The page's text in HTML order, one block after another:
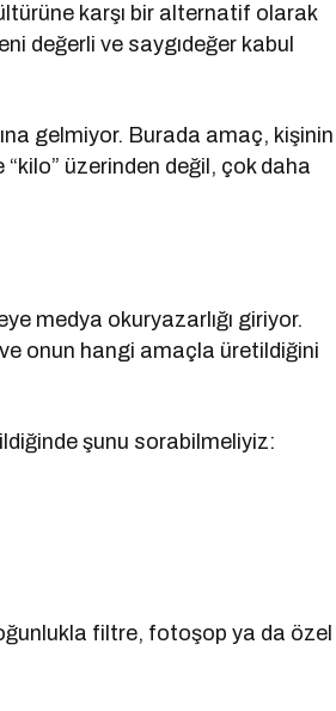
karşı bir alternatif olarak
değerli ve saygıdeğer kabul
gelmiyor. Burada amaç, kişinin
üzerinden değil, çok daha
medya okuryazarlığı giriyor.
onun hangi amaçla üretildiğini
şunu sorabilmeliyiz:
filtre, fotoşop ya da özel